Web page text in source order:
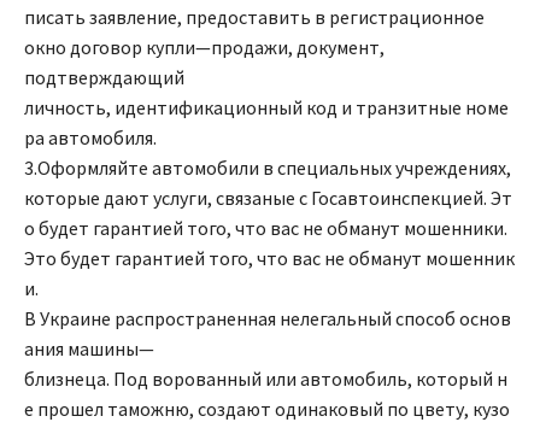
писать заявление, предоставить в регистрационное
окно договор купли—продажи, документ,
подтверждающий
личность, идентификационный код и транзитные номе
ра автомобиля.
3.Оформляйте автомобили в специальныхучреждениях,
которые дают услуги, связаные с Госавтоинспекцией. Эт
о будет гарантией того, что вас не обманут мошенники.
Это будет гарантией того, что вас не обманут мошенник
и.
В Украине распространенная нелегальный способ основ
ания машины—
близнеца. Под ворованный или автомобиль, который н
е прошел таможню, создают одинаковый по цвету, кузо